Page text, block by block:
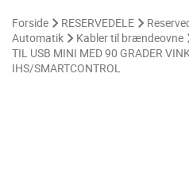
Forside RESERVEDELE
Automatik
Kabler til brændeovne
TIL USB MINI MED 90 GRADER
IHS/SMARTCONTROL